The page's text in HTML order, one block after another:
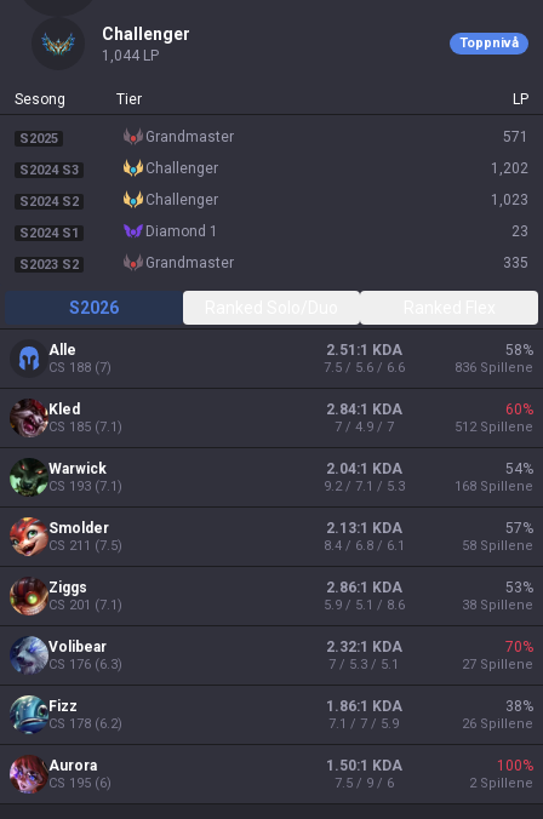
challenger
1,044 LP
Toppnivå
Sesong Tier LP
S2025 grandmaster 571
S2024 S3 challenger 1,202
S2024 S2 challenger 1,023
S2024 S1 diamond 1 23
S2023 S2 grandmaster 335
S2026
Alle
CS 188 (7)
2.51:1 KDA
7.5 / 5.6 / 6.6
58%
836 Spillene
Kled
CS 185 (7.1)
2.84:1 KDA
7 / 4.9 / 7
60%
512 Spillene
Warwick
CS 193 (7.1)
2.04:1 KDA
9.2 / 7.1 / 5.3
54%
168 Spillene
Smolder
CS 211 (7.5)
2.13:1 KDA
8.4 / 6.8 / 6.1
57%
58 Spillene
Ziggs
CS 201 (7.1)
2.86:1 KDA
5.9 / 5.1 / 8.6
53%
38 Spillene
Volibear
CS 176 (6.3)
2.32:1 KDA
7 / 5.3 / 5.1
70%
27 Spillene
Fizz
CS 178 (6.2)
1.86:1 KDA
7.1 / 7 / 5.9
38%
26 Spillene
Aurora
CS 195 (6)
1.50:1 KDA
7.5 / 9 / 6
100%
2 Spillene